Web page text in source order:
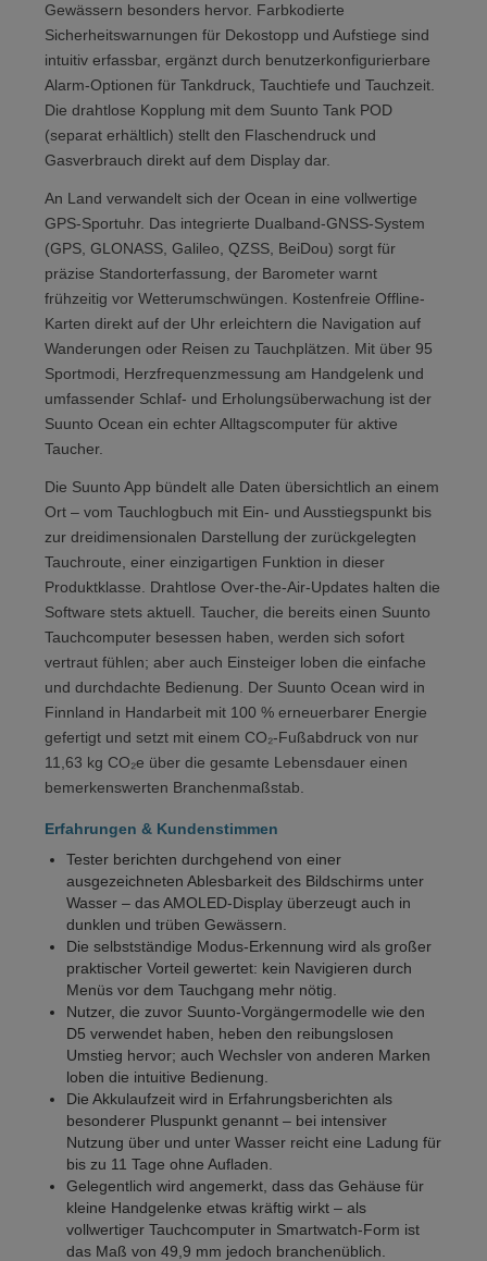
Gewässern besonders hervor. Farbkodierte
Sicherheitswarnungen für Dekostopp und Aufstiege sind
intuitiv erfassbar, ergänzt durch benutzerkonfigurierbare
Alarm-Optionen für Tankdruck, Tauchtiefe und Tauchzeit.
Die drahtlose Kopplung mit dem Suunto Tank POD
(separat erhältlich) stellt den Flaschendruck und
Gasverbrauch direkt auf dem Display dar.
An Land verwandelt sich der Ocean in eine vollwertige
GPS-Sportuhr. Das integrierte Dualband-GNSS-System
(GPS, GLONASS, Galileo, QZSS, BeiDou) sorgt für
präzise Standorterfassung, der Barometer warnt
frühzeitig vor Wetterumschwüngen. Kostenfreie Offline-
Karten direkt auf der Uhr erleichtern die Navigation auf
Wanderungen oder Reisen zu Tauchplätzen. Mit über 95
Sportmodi, Herzfrequenzmessung am Handgelenk und
umfassender Schlaf- und Erholungsüberwachung ist der
Suunto Ocean ein echter Alltagscomputer für aktive
Taucher.
Die Suunto App bündelt alle Daten übersichtlich an einem
Ort – vom Tauchlogbuch mit Ein- und Ausstiegspunkt bis
zur dreidimensionalen Darstellung der zurückgelegten
Tauchroute, einer einzigartigen Funktion in dieser
Produktklasse. Drahtlose Over-the-Air-Updates halten die
Software stets aktuell. Taucher, die bereits einen Suunto
Tauchcomputer besessen haben, werden sich sofort
vertraut fühlen; aber auch Einsteiger loben die einfache
und durchdachte Bedienung. Der Suunto Ocean wird in
Finnland in Handarbeit mit 100 % erneuerbarer Energie
gefertigt und setzt mit einem CO₂-Fußabdruck von nur
11,63 kg CO₂e über die gesamte Lebensdauer einen
bemerkenswerten Branchenmaßstab.
Erfahrungen & Kundenstimmen
Tester berichten durchgehend von einer
ausgezeichneten Ablesbarkeit des Bildschirms unter
Wasser – das AMOLED-Display überzeugt auch in
dunklen und trüben Gewässern.
Die selbstständige Modus-Erkennung wird als großer
praktischer Vorteil gewertet: kein Navigieren durch
Menüs vor dem Tauchgang mehr nötig.
Nutzer, die zuvor Suunto-Vorgängermodelle wie den
D5 verwendet haben, heben den reibungslosen
Umstieg hervor; auch Wechsler von anderen Marken
loben die intuitive Bedienung.
Die Akkulaufzeit wird in Erfahrungsberichten als
besonderer Pluspunkt genannt – bei intensiver
Nutzung über und unter Wasser reicht eine Ladung für
bis zu 11 Tage ohne Aufladen.
Gelegentlich wird angemerkt, dass das Gehäuse für
kleine Handgelenke etwas kräftig wirkt – als
vollwertiger Tauchcomputer in Smartwatch-Form ist
das Maß von 49,9 mm jedoch branchenüblich.